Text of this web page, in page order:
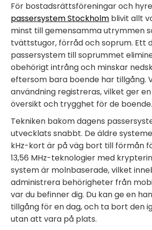
För bostadsrättsföreningar och
passersystem Stockholm blivit allt
minst till gemensamma utrymmen
tvättstugor, förråd och soprum. Ett
passersystem till soprummet
obehörigt intrång och minskar
eftersom bara boende har tillgång.
användning registreras, vilket ger
översikt och trygghet för de boende.
Tekniken bakom dagens
utvecklats snabbt. De äldre
kHz-kort är på väg bort till förmån
13,56 MHz-teknologier med
system är molnbaserade, vilket
administrera behörigheter från
var du befinner dig. Du kan ge en
tillgång för en dag, och ta bort den
utan att vara på plats.